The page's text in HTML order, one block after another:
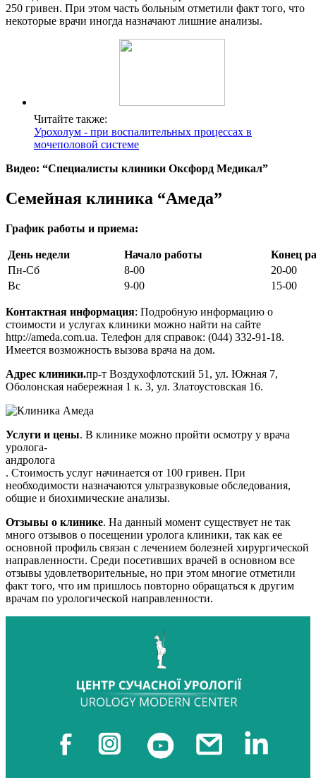
250 гривен. При этом часть больным отметили факт того, что
некоторые врачи иногда назначают лишние анализы.
Читайте также:
Урохолум - при воспалительных процессах в
мочеполовой системе
Видео: “Специалисты клиники Оксфорд Медикал”
Семейная клиника “Амеда”
График работы и приема:
День недели Начало работы
Конец
Пн-Сб
8-00
20-00
Вс
9-00 15-00
Контактная информация: Подробную информацию о
стоимости и услугах клиники можно найти на сайте
http://ameda.com.ua. Телефон для справок: (044) 332-91-18.
Имеется возможность вызова врача на дом.
Адрес клиники.пр-т Воздухофлотский 51, ул. Южная 7,
Оболонская набережная 1 к. 3, ул. Златоустовская 16.
Услуги и цены. В клинике можно пройти осмотру у врача
уролога-
андролога
. Стоимость услуг начинается от 100 гривен. При
необходимости назначаются ультразвуковые обследования,
общие и биохимические анализы.
Отзывы о клинике. На данный момент существует не так
много отзывов о посещении уролога клиники, так как ее
основной профиль связан с лечением болезней хирургической
направленности. Среди посетивших врачей в основном все
отзывы удовлетворительные, но при этом многие отметили
факт того, что им пришлось повторно обращаться к другим
врачам по урологической направленности.